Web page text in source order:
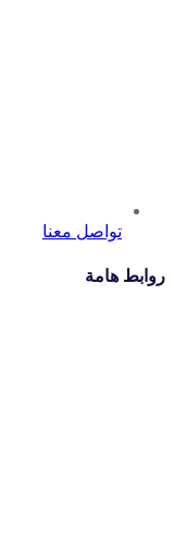
تواصل معنا
روابط هامة